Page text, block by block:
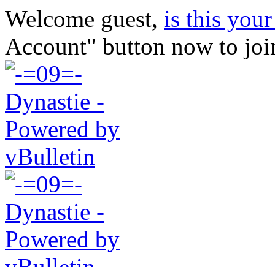
Welcome guest, is this
Account" button now to